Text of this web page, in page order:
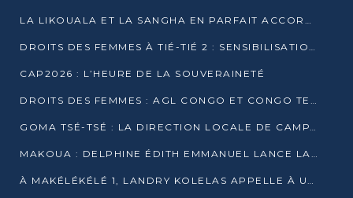
LA LIKOUALA ET LA SANGHA EN PARFAIT ACCORD AVEC LE PROJET DE SOCIÉTÉ DU CANDIDAT DENIS SASSOU-N’GUESSO
DROITS DES FEMMES À TIÉ-TIÉ 2 : SENSIBILISATION ET PÉDAGOGIE SUR LE DROIT DE VOTE
CAP2026 : L’HEURE DE LA SOUVERAINETÉ
DROITS DES FEMMES : AGL CONGO ET CONGO TERMINAL METTENT EN AVANT LE LEADERSHIP FÉMININ
GOMA TSÉ-TSÉ : LA DIRECTION LOCALE DE CAMPAGNE INTENSIFIE LA SENSIBILISATION DANS LES VILLAGES
MAKOUA : DELPHINE ÉDITH EMMANUEL LANCE LA CAMPAGNE POUR DENIS SASSOU-N’GUESSO
À MAKÉLÉKÉLÉ 1, LANDRY KOLELAS APPELLE À UNE MOBILISATION MASSIVE EN FAVEUR DE DENIS SASSOU-N’GUESSO